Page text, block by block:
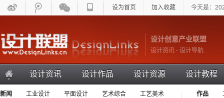
设为首页 加入收藏 今天是：
设计创意产业联盟
设计资讯 - 设计导航
设计资讯 设计作品 设计资源 设计教程
新闻 工业设计 平面设计 艺术综合
工艺美术
作品